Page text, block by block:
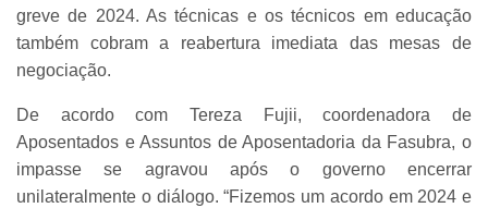
greve de 2024. As técnicas e os técnicos em educação
também cobram a reabertura imediata das mesas de
negociação.
De acordo com Tereza Fujii, coordenadora de
Aposentados e Assuntos de Aposentadoria da Fasubra, o
impasse se agravou após o governo encerrar
unilateralmente o diálogo. “Fizemos um acordo em 2024 e